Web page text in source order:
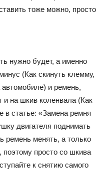
тоже можно, просто
нужно будет, а именно
(Как скинуть клемму,
и ремень,
и на шкив коленвала (Как
в статье: «Замена ремня
двигателя поднимать
ремень менять, а только
поэтому просто со шкива
к снятию самого